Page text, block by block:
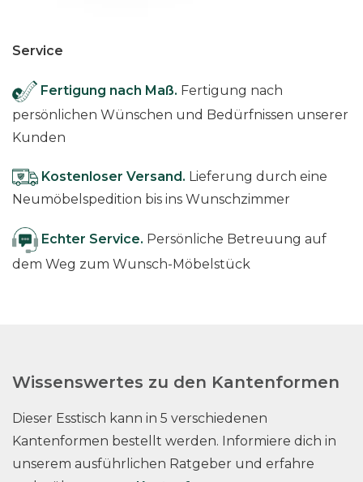
Service
Fertigung nach Maß. Fertigung nach
persönlichen Wünschen und Bedürfnissen unserer
Kunden
Kostenloser Versand. Lieferung durch eine
Neumöbelspedition bis ins Wunschzimmer
Echter Service. Persönliche Betreuung auf
dem Weg zum Wunsch-Möbelstück
Wissenswertes zu den Kantenformen
Dieser Esstisch kann in 5 verschiedenen
Kantenformen bestellt werden. Informiere dich in
unserem ausführlichen Ratgeber und erfahre